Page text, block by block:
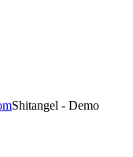
Shitangel - Demo